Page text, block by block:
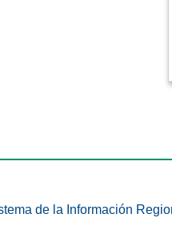
de la Información